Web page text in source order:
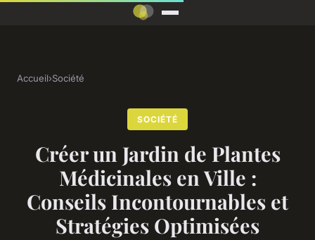
Accueil›Société
SOCIÉTÉ
Créer un Jardin de Plantes
Médicinales en Ville :
Conseils Incontournables et
Stratégies Optimisées